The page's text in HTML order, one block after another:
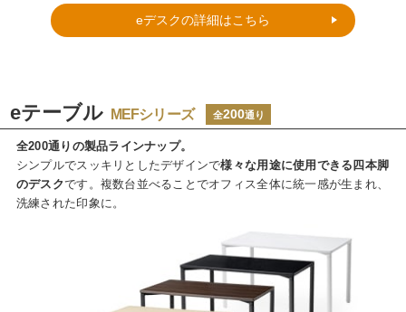
eデスクの詳細はこちら
eテーブル MEFシリーズ 全200通り
全200通りの製品ラインナップ。
シンプルでスッキリとしたデザインで様々な用途に使用できる四本脚
のデスクです。複数台並べることでオフィス全体に統一感が生まれ、
洗練された印象に。